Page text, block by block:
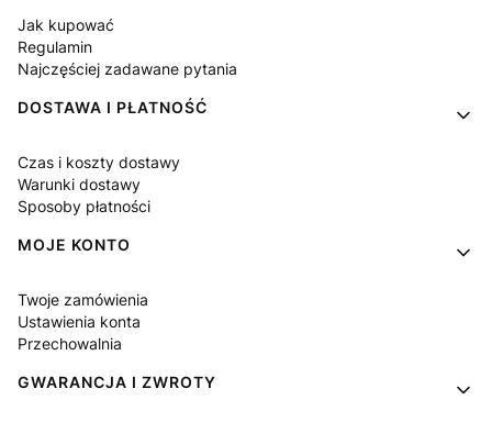
Jak kupować
Regulamin
Najczęściej zadawane pytania
DOSTAWA I PŁATNOŚĆ
Czas i koszty dostawy
Warunki dostawy
Sposoby płatności
MOJE KONTO
Twoje zamówienia
Ustawienia konta
Przechowalnia
GWARANCJA I ZWROTY